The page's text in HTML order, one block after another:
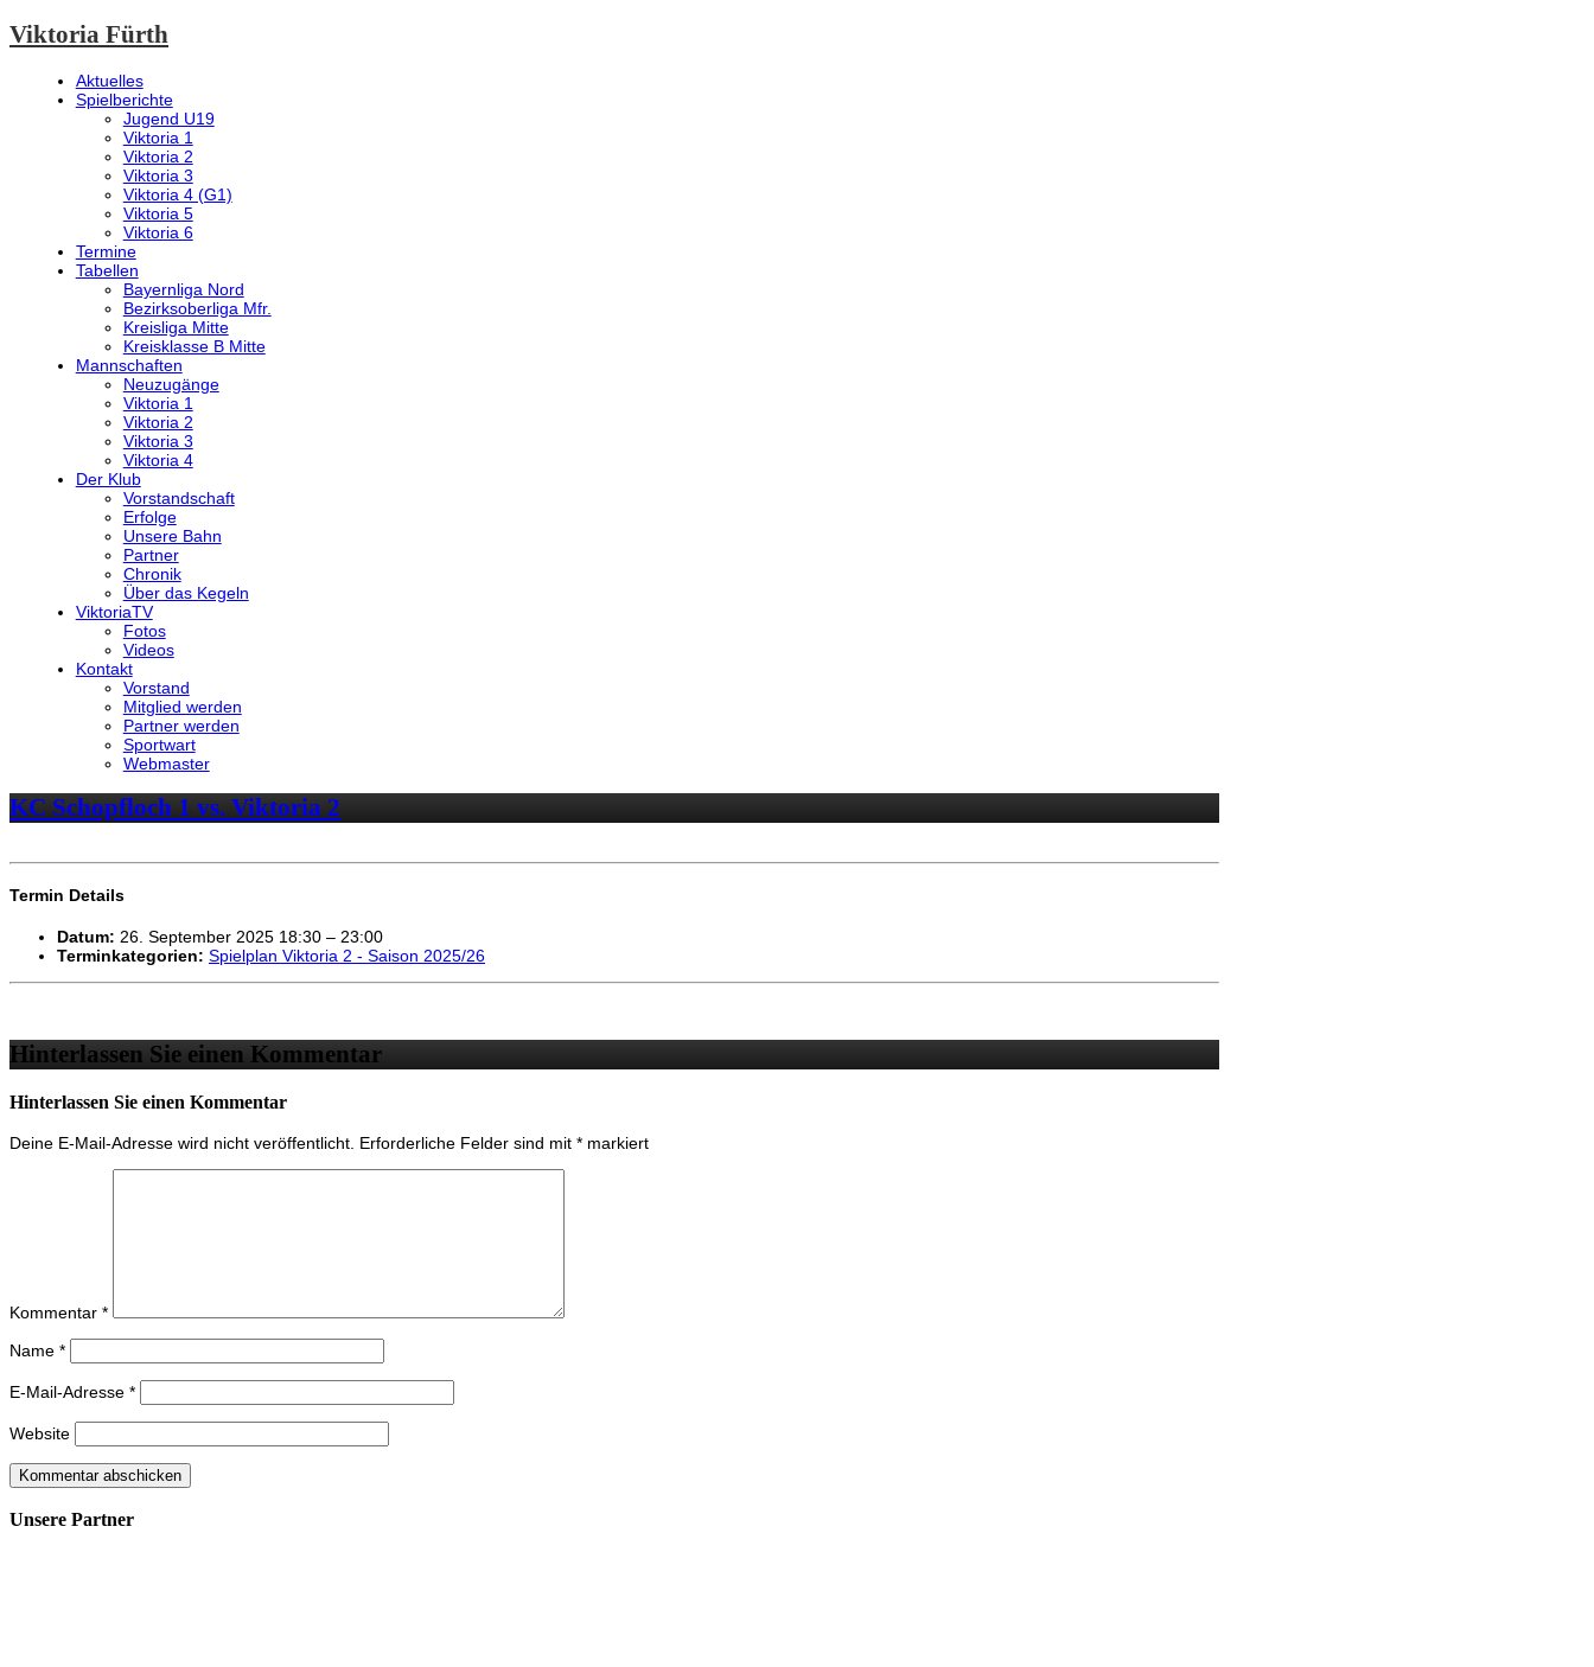
Viktoria Fürth
Aktuelles
Spielberichte
Jugend U19
Viktoria 1
Viktoria 2
Viktoria 3
Viktoria 4 (G1)
Viktoria 5
Viktoria 6
Termine
Tabellen
Bayernliga Nord
Bezirksoberliga Mfr.
Kreisliga Mitte
Kreisklasse B Mitte
Mannschaften
Neuzugänge
Viktoria 1
Viktoria 2
Viktoria 3
Viktoria 4
Der Klub
Vorstandschaft
Erfolge
Unsere Bahn
Partner
Chronik
Über das Kegeln
ViktoriaTV
Fotos
Videos
Kontakt
Vorstand
Mitglied werden
Partner werden
Sportwart
Webmaster
KC Schopfloch 1 vs. Viktoria 2
Termin Details
Datum: 26. September 2025 18:30 – 23:00
Terminkategorien: Spielplan Viktoria 2 - Saison 2025/26
Hinterlassen Sie einen Kommentar
Hinterlassen Sie einen Kommentar
Deine E-Mail-Adresse wird nicht veröffentlicht. Erforderliche Felder sind mit * markiert
Kommentar *
Name *
E-Mail-Adresse *
Website
Unsere Partner